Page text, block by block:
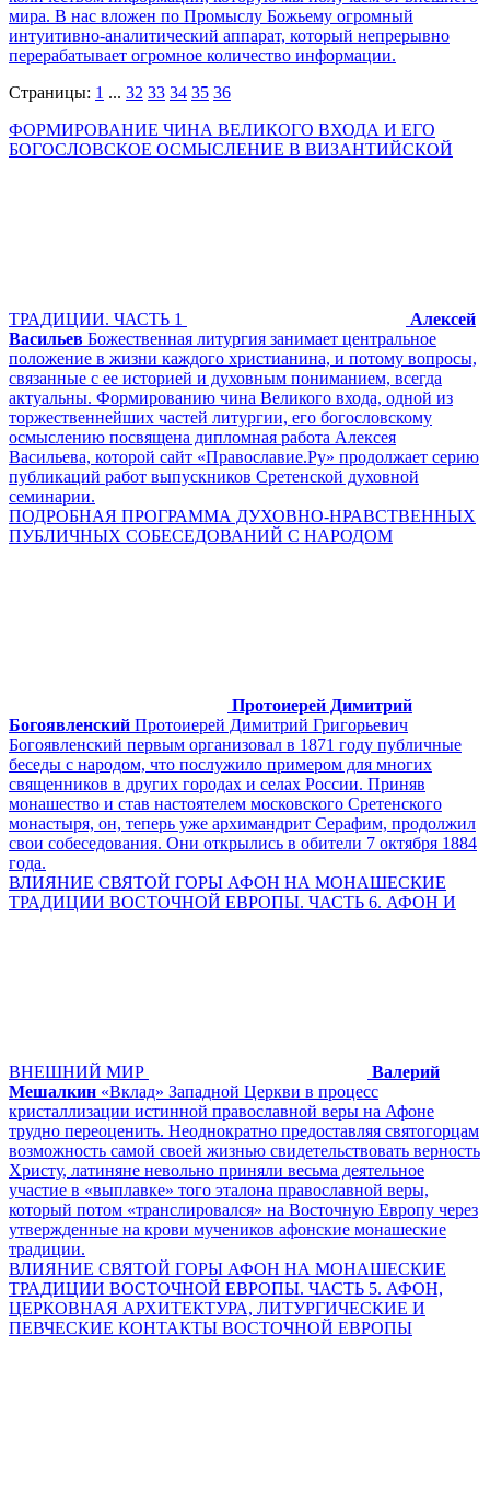
мира. В нас вложен по Промыслу Божьему огромный
интуитивно-аналитический аппарат, который непрерывно
перерабатывает огромное количество информации.
Страницы: 1 ... 32 33 34 35 36
ФОРМИРОВАНИЕ ЧИНА ВЕЛИКОГО ВХОДА И ЕГО
БОГОСЛОВСКОЕ ОСМЫСЛЕНИЕ В ВИЗАНТИЙСКОЙ
ТРАДИЦИИ. ЧАСТЬ 1
Алексей
Васильев Божественная литургия занимает центральное
положение в жизни каждого христианина, и потому вопросы,
связанные с ее историей и духовным пониманием, всегда
актуальны. Формированию чина Великого входа, одной из
торжественнейших частей литургии, его богословскому
осмыслению посвящена дипломная работа Алексея
Васильева, которой сайт «Православие.Ру» продолжает серию
публикаций работ выпускников Сретенской духовной
семинарии.
ПОДРОБНАЯ ПРОГРАММА ДУХОВНО-НРАВСТВЕННЫХ
ПУБЛИЧНЫХ СОБЕСЕДОВАНИЙ С НАРОДОМ
Протоиерей Димитрий
Богоявленский Протоиерей Димитрий Григорьевич
Богоявленский первым организовал в 1871 году публичные
беседы с народом, что послужило примером для многих
священников в других городах и селах России. Приняв
монашество и став настоятелем московского Сретенского
монастыря, он, теперь уже архимандрит Серафим, продолжил
свои собеседования. Они открылись в обители 7 октября 1884
года.
ВЛИЯНИЕ СВЯТОЙ ГОРЫ АФОН НА МОНАШЕСКИЕ
ТРАДИЦИИ ВОСТОЧНОЙ ЕВРОПЫ. ЧАСТЬ 6. АФОН И
ВНЕШНИЙ МИР
Валерий
Мешалкин «Вклад» Западной Церкви в процесс
кристаллизации истинной православной веры на Афоне
трудно переоценить. Неоднократно предоставляя святогорцам
возможность самой своей жизнью свидетельствовать верность
Христу, латиняне невольно приняли весьма деятельное
участие в «выплавке» того эталона православной веры,
который потом «транслировался» на Восточную Европу через
утвержденные на крови мучеников афонские монашеские
традиции.
ВЛИЯНИЕ СВЯТОЙ ГОРЫ АФОН НА МОНАШЕСКИЕ
ТРАДИЦИИ ВОСТОЧНОЙ ЕВРОПЫ. ЧАСТЬ 5. АФОН,
ЦЕРКОВНАЯ АРХИТЕКТУРА, ЛИТУРГИЧЕСКИЕ И
ПЕВЧЕСКИЕ КОНТАКТЫ ВОСТОЧНОЙ ЕВРОПЫ